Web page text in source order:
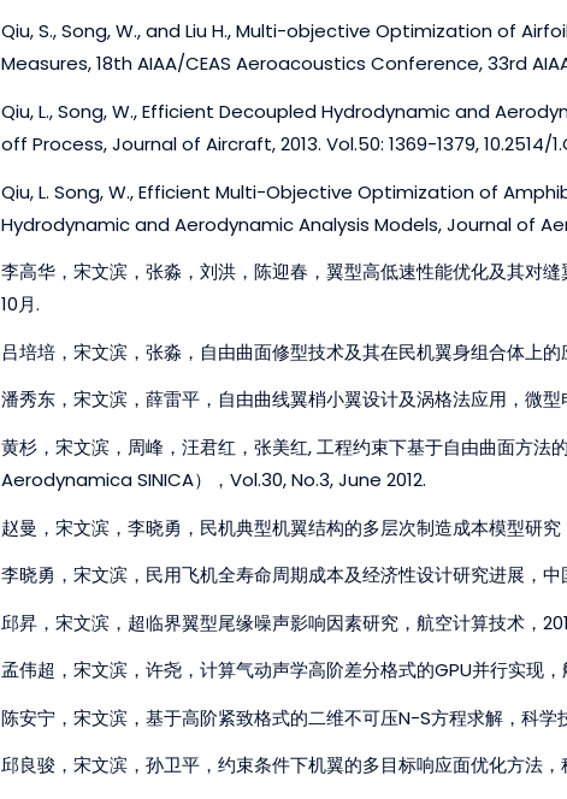
Qiu, S., Song, W., and Liu H., Multi-objective Optimization of
Measures, 18th AIAA/CEAS Aeroacoustics Conference, 33rd
Qiu, L., Song, W., Efficient Decoupled Hydrodynamic and
off Process, Journal of Aircraft, 2013. Vol.50: 1369-1379, 10.2514/
Qiu, L. Song, W., Efficient Multi-Objective Optimization of
Hydrodynamic and Aerodynamic Analysis Models, Journal of
李高华，宋文滨，张淼，刘洪，陈迎春，翼型高低速性能优化及其对
10月.
吕培培，宋文滨，张淼，自由曲面修型技术及其在民机翼身组合体上的
潘秀东，宋文滨，薛雷平，自由曲线翼梢小翼设计及涡格法应用，微型
黄杉，宋文滨，周峰，汪君红，张美红, 工程约束下基于自由曲面方法
Aerodynamica SINICA），Vol.30, No.3, June 2012.
赵曼，宋文滨，李晓勇，民机典型机翼结构的多层次制造成本模型研究
李晓勇，宋文滨，民用飞机全寿命周期成本及经济性设计研究进展，
邱昇，宋文滨，超临界翼型尾缘噪声影响因素研究，航空计算技术，
孟伟超，宋文滨，许尧，计算气动声学高阶差分格式的GPU并行实现
陈安宁，宋文滨，基于高阶紧致格式的二维不可压N-S方程求解，科学
邱良骏，宋文滨，孙卫平，约束条件下机翼的多目标响应面优化方法